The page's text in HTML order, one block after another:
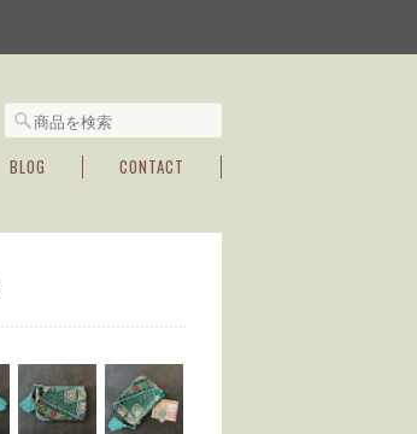
BLOG CONTACT